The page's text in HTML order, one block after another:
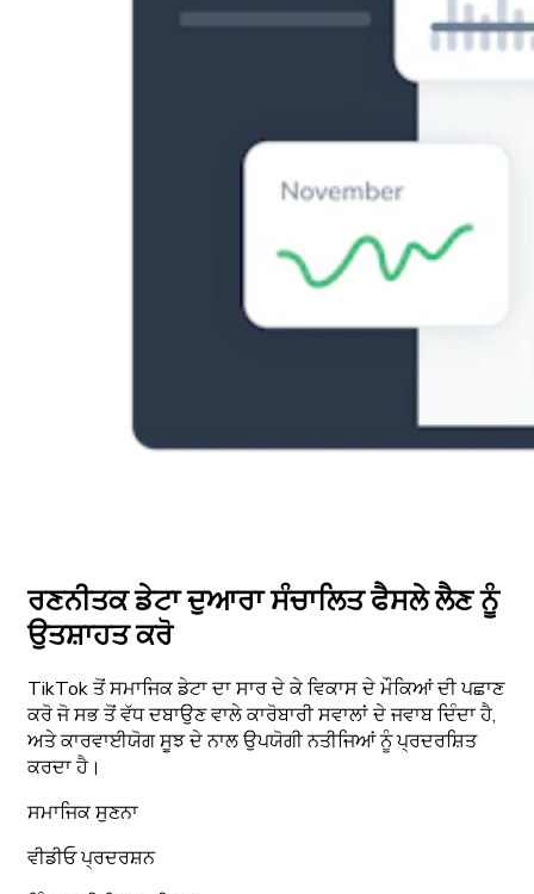
ਰਣਨੀਤਕ ਡੇਟਾ ਦੁਆਰਾ ਸੰਚਾਲਿਤ ਫੈਸਲੇ ਲੈਣ ਨੂੰ
ਉਤਸ਼ਾਹਤ ਕਰੋ
TikTok ਤੋਂ ਸਮਾਜਿਕ ਡੇਟਾ ਦਾ ਸਾਰ ਦੇ ਕੇ ਵਿਕਾਸ ਦੇ ਮੌਕਿਆਂ ਦੀ ਪਛਾਣ
ਕਰੋ ਜੋ ਸਭ ਤੋਂ ਵੱਧ ਦਬਾਉਣ ਵਾਲੇ ਕਾਰੋਬਾਰੀ ਸਵਾਲਾਂ ਦੇ ਜਵਾਬ ਦਿੰਦਾ ਹੈ,
ਅਤੇ ਕਾਰਵਾਈਯੋਗ ਸੂਝ ਦੇ ਨਾਲ ਉਪਯੋਗੀ ਨਤੀਜਿਆਂ ਨੂੰ ਪ੍ਰਦਰਸ਼ਿਤ
ਕਰਦਾ ਹੈ।
ਸਮਾਜਿਕ ਸੁਣਨਾ
ਵੀਡੀਓ ਪ੍ਰਦਰਸ਼ਨ